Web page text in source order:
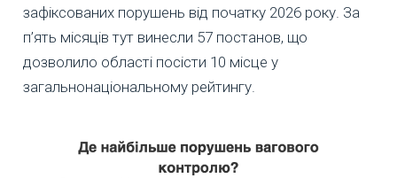
зафіксованих порушень від початку 2026 року. За
п’ять місяців тут винесли 57 постанов, що
дозволило області посісти 10 місце у
загальнонаціональному рейтингу.